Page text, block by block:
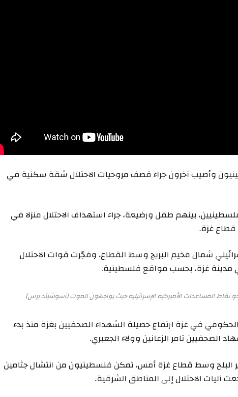
وأصيب آخرون جراء قصف مروحيات الاحتلال شقة سكنية في
مستشفى العودة استشهاد 3 فلسطينيين، بينهم طفل ورضيعة، جراء استهداف الاحتلال منزلا في
قطاع غزة.
شمال مخيم البريج وسط القطاع، وفجّرت قوات الاحتلال
غزة، بحسب مواقع فلسطينية.
نقاط المساعدات الأميركية الإسرائيلية حيث يواجهون الموت (أسوشيتد برس)
الحكومي في غزة ارتفاع حصيلة الشهداء الصحفيين بغزة منذ بدء
البلح وسط قطاع غزة أمس، تمكن فلسطينيون من انتشال جثامين